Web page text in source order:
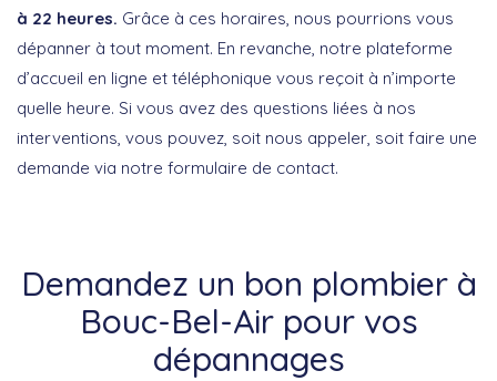
à 22 heures. Grâce à ces horaires, nous pourrions vous
dépanner à tout moment. En revanche, notre plateforme
d’accueil en ligne et téléphonique vous reçoit à n’importe
quelle heure. Si vous avez des questions liées à nos
interventions, vous pouvez, soit nous appeler, soit faire une
demande via notre formulaire de contact.
Demandez un bon plombier à
Bouc-Bel-Air pour vos
dépannages